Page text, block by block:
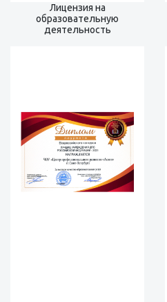
Лицензия на
образовательную
деятельность